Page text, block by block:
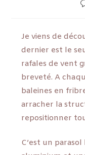
Je viens de
dernier est le
rafales de vent
breveté. A
baleines en
arracher la
repositionner
C’est un